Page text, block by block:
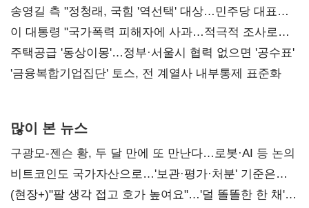
리모델링' 제안
송영길 측 "정청래, 국힘 '역선택' 대상…민주당 대표로
총선 지휘 못해"
이 대통령 "국가폭력 피해자에 사과…적극적 조사로
진실 밝혀야"
주택공급 '동상이몽'…정부·서울시 협력 없으면 '공수표'
'금융복합기업집단' 토스, 전 계열사 내부통제 표준화
많이 본 뉴스
구광모-젠슨 황, 두 달 만에 또 만난다…로봇·AI 등 논의
비트코인도 국가자산으로…'보관·평가·처분' 기준은
숙제
(현장+)"팔 생각 접고 호가 높여요"…'덜 똘똘한 한 채'